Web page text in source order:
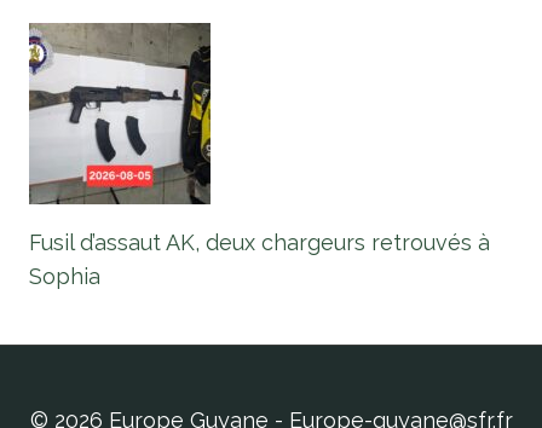
Fusil d’assaut AK, deux chargeurs retrouvés à
Sophia
© 2026 Europe Guyane - Europe-guyane@sfr.fr